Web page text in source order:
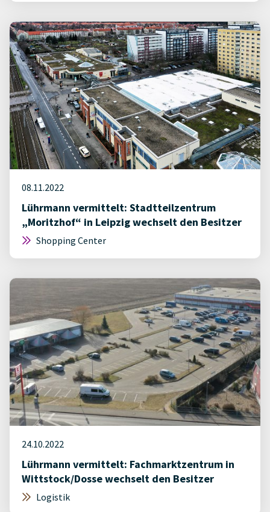
08.11.2022
Lührmann vermittelt: Stadtteilzentrum
„Moritzhof“ in Leipzig wechselt den Besitzer
Shopping Center
24.10.2022
Lührmann vermittelt: Fachmarktzentrum in
Wittstock/Dosse wechselt den Besitzer
Logistik